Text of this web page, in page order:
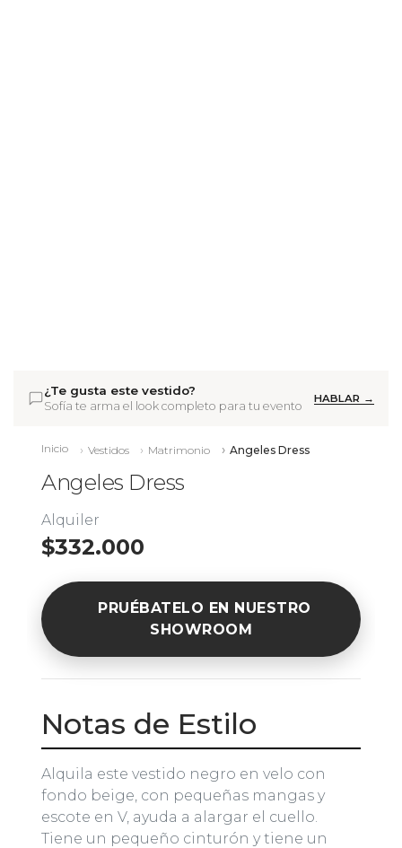
¿Te gusta este vestido?
Sofía te arma el look completo para tu evento
HABLAR →
Inicio Vestidos Matrimonio Angeles Dress
Angeles Dress
Alquiler
$332.000
PRUÉBATELO EN NUESTRO
SHOWROOM
Notas de Estilo
Alquila este vestido negro en velo con
fondo beige, con pequeñas mangas y
escote en V, ayuda a alargar el cuello.
Tiene un pequeño cinturón y tiene un